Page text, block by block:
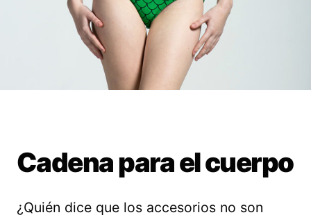
Cadena para el cuerpo
¿Quién dice que los accesorios no son